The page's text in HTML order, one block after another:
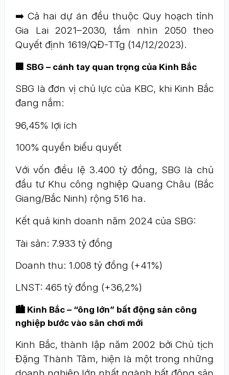
➡️ Cả hai dự án đều thuộc Quy hoạch tỉnh
Gia Lai 2021–2030, tầm nhìn 2050 theo
Quyết định 1619/QĐ-TTg (14/12/2023).
🏢 SBG – cánh tay quan trọng của Kinh Bắc
SBG là đơn vị chủ lực của KBC, khi Kinh Bắc
đang nắm:
96,45% lợi ích
100% quyền biểu quyết
Với vốn điều lệ 3.400 tỷ đồng, SBG là chủ
đầu tư Khu công nghiệp Quang Châu (Bắc
Giang/Bắc Ninh) rộng 516 ha.
Kết quả kinh doanh năm 2024 của SBG:
Tài sản: 7.933 tỷ đồng
Doanh thu: 1.008 tỷ đồng (+41%)
LNST: 465 tỷ đồng (+36,2%)
🏙️ Kinh Bắc – “ông lớn” bất động sản công
nghiệp bước vào sân chơi mới
Kinh Bắc, thành lập năm 2002 bởi Chủ tịch
Đặng Thành Tâm, hiện là một trong những